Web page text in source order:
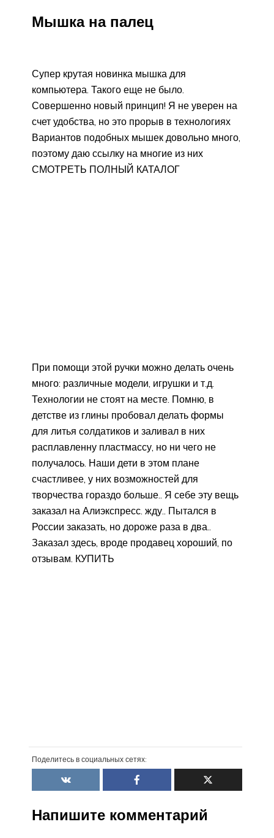
Мышка на палец
Супер крутая новинка мышка для
компьютера. Такого еще не было.
Совершенно новый принцип! Я не уверен на
счет удобства, но это прорыв в технологиях
Вариантов подобных мышек довольно много,
поэтому даю ссылку на многие из них
СМОТРЕТЬ ПОЛНЫЙ КАТАЛОГ
При помощи этой ручки можно делать очень
много: различные модели, игрушки и т.д.
Технологии не стоят на месте. Помню, в
детстве из глины пробовал делать формы
для литья солдатиков и заливал в них
расплавленну пластмассу, но ни чего не
получалось. Наши дети в этом плане
счастливее, у них возможностей для
творчества гораздо больше.. Я себе эту вещь
заказал на Алиэкспресс. жду.. Пытался в
России заказать, но дороже раза в два..
Заказал здесь, вроде продавец хороший, по
отзывам. КУПИТЬ
Поделитесь в социальных сетях:
Напишите комментарий